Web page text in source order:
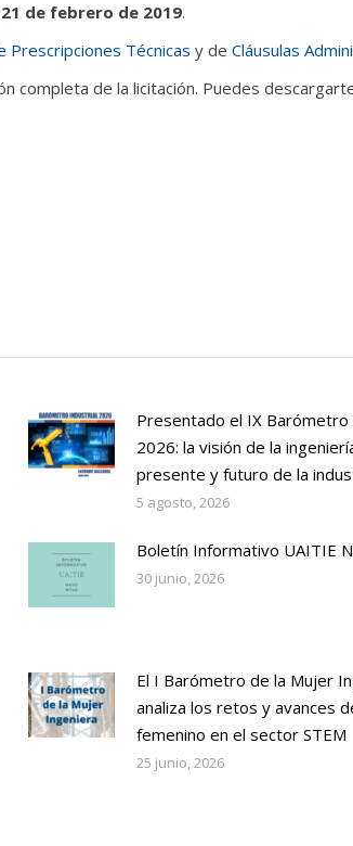
21 de febrero de 2019.
Prescripciones Técnicas y de Cláusulas
completa de la licitación. Puedes
Presentado el IX Barómetro
2026: la visión de la
presente y futuro de la
5 agosto, 2026
Boletín Informativo UAITIE
30 junio, 2026
El I Barómetro de la Mujer
analiza los retos y avances
femenino en el sector STEM
25 junio, 2026